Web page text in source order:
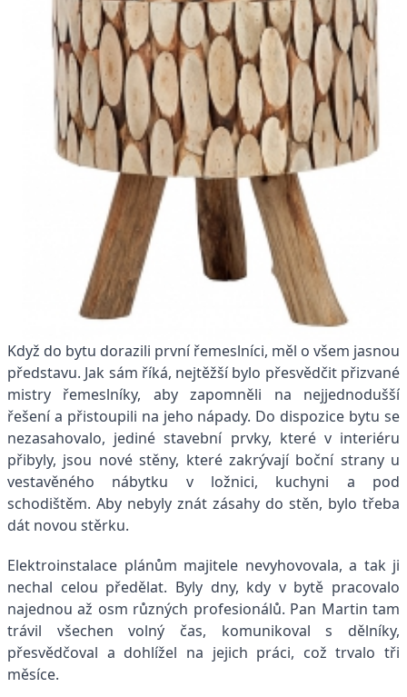
Když do bytu dorazili první řemeslníci, měl o všem jasnou
představu. Jak sám říká, nejtěžší bylo přesvědčit přizvané
mistry řemeslníky, aby zapomněli na nejjednodušší
řešení a přistoupili na jeho nápady. Do dispozice bytu se
nezasahovalo, jediné stavební prvky, které v interiéru
přibyly, jsou nové stěny, které zakrývají boční strany u
vestavěného nábytku v ložnici, kuchyni a pod
schodištěm. Aby nebyly znát zásahy do stěn, bylo třeba
dát novou stěrku.
Elektroinstalace plánům majitele nevyhovovala, a tak ji
nechal celou předělat. Byly dny, kdy v bytě pracovalo
najednou až osm různých profesionálů. Pan Martin tam
trávil všechen volný čas, komunikoval s dělníky,
přesvědčoval a dohlížel na jejich práci, což trvalo tři
měsíce.